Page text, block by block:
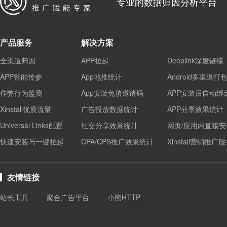
产品服务
全渠道归因
APP智能传参
作弊行为监测
Xinstall优质流量
Universal Links配置
快速安装与一键拉起
解决方案
APP拉起
Deeplink深度链接
App地推统计
Android多渠道打包
App安装免填邀请码
APP安装后自动绑
广告投放数据统计
APP分享效果统计
社交分享效果统计
网页/应用内直接
CPA/CPS推广效果统计
Xinstall营销推广
友情链接
站长工具 聚合广告平台 小熊HTTP